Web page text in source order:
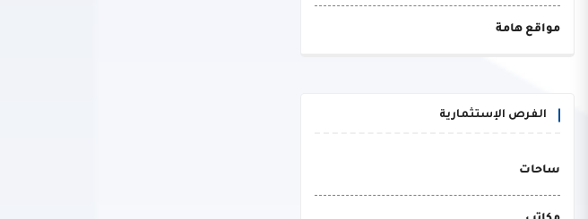
مواقع هامة
الفرص الإستثمارية
ساحات